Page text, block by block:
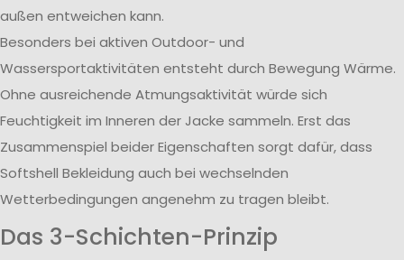
außen entweichen kann.
Besonders bei aktiven Outdoor- und
Wassersportaktivitäten entsteht durch Bewegung Wärme.
Ohne ausreichende Atmungsaktivität würde sich
Feuchtigkeit im Inneren der Jacke sammeln. Erst das
Zusammenspiel beider Eigenschaften sorgt dafür, dass
Softshell Bekleidung auch bei wechselnden
Wetterbedingungen angenehm zu tragen bleibt.
Das 3-Schichten-Prinzip